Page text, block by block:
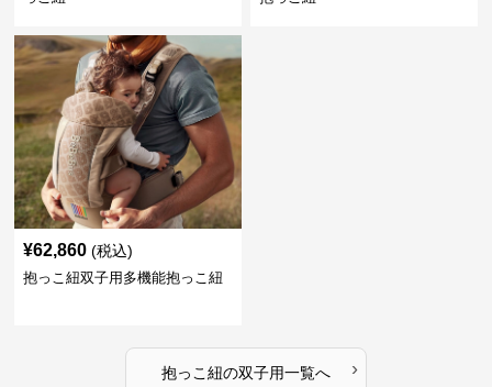
¥62,860 (税込)
抱っこ紐双子用多機能抱っこ紐
抱っこ紐の双子用一覧へ ›